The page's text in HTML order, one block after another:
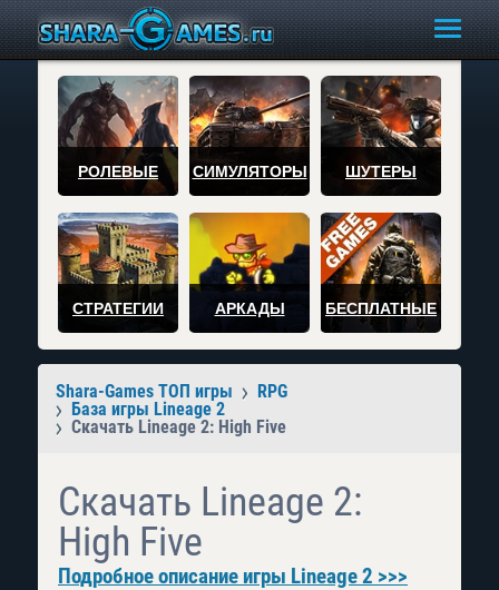
РОЛЕВЫЕ СИМУЛЯТОРЫ ШУТЕРЫ
СТРАТЕГИИ АРКАДЫ БЕСПЛАТНЫЕ
Shara-Games ТОП игры
RPG
База игры Lineage 2
Скачать Lineage 2: High Five
Скачать Lineage 2:
High Five
Подробное описание игры Lineage 2 >>>